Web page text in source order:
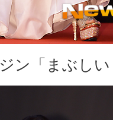
ン「まぶし